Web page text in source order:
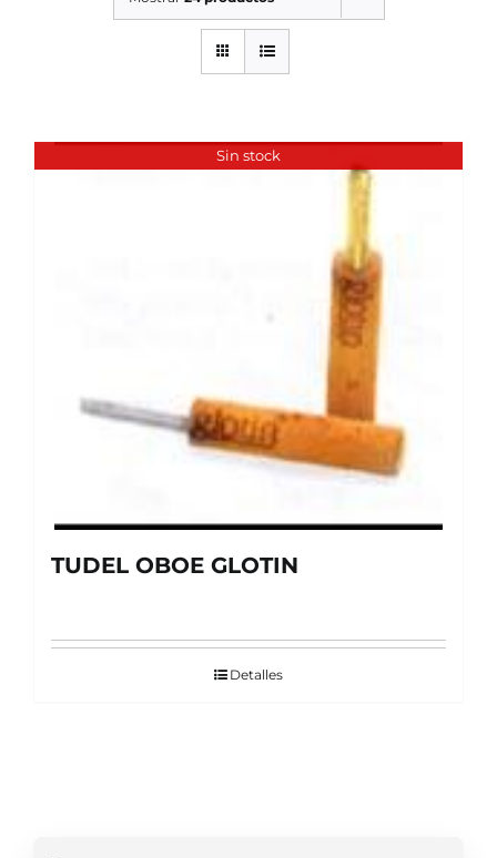
SERVICIOS TALLER
OCASIÓN
Sin stock
TUDEL OBOE GLOTIN
Detalles